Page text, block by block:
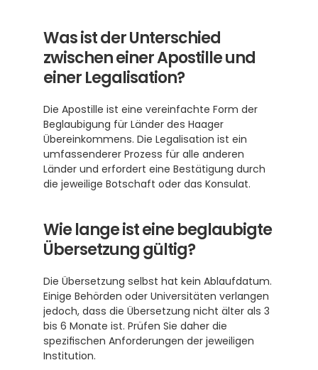
Was ist der Unterschied
zwischen einer Apostille und
einer Legalisation?
Die Apostille ist eine vereinfachte Form der
Beglaubigung für Länder des Haager
Übereinkommens. Die Legalisation ist ein
umfassenderer Prozess für alle anderen
Länder und erfordert eine Bestätigung durch
die jeweilige Botschaft oder das Konsulat.
Wie lange ist eine beglaubigte
Übersetzung gültig?
Die Übersetzung selbst hat kein Ablaufdatum.
Einige Behörden oder Universitäten verlangen
jedoch, dass die Übersetzung nicht älter als 3
bis 6 Monate ist. Prüfen Sie daher die
spezifischen Anforderungen der jeweiligen
Institution.